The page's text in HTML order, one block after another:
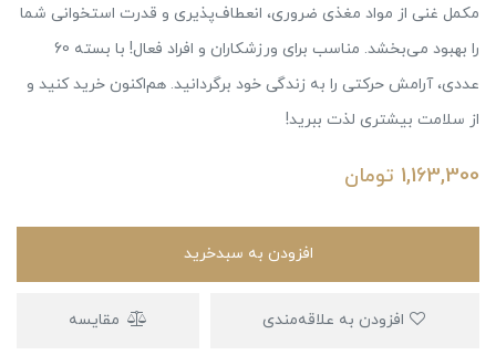
مکمل غنی از مواد مغذی ضروری، انعطاف‌پذیری و قدرت استخوانی شما
را بهبود می‌بخشد. مناسب برای ورزشکاران و افراد فعال! با بسته 60
عددی، آرامش حرکتی را به زندگی خود برگردانید. هم‌اکنون خرید کنید و
از سلامت بیشتری لذت ببرید!
1,163,300 تومان
افزودن به سبدخرید
مقایسه